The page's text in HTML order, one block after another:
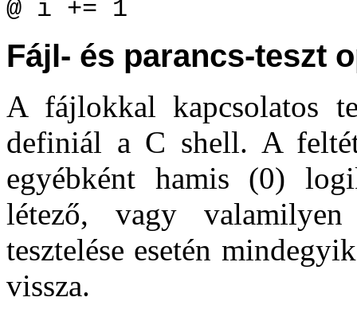
@ i += 1
Fájl- és parancs-teszt
A fájlokkal kapcsolatos
definiál a C shell. A
egyébként hamis (0)
létező, vagy
tesztelése esetén
vissza.